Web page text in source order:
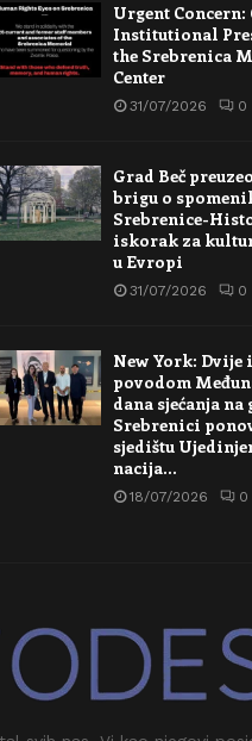
Urgent
Institutional
the Srebrenica
Center
31/07/2026 0
Grad Beč
brigu o
Srebrenice-
iskorak za
u Evropi
31/07/2026 0
New York: Dvije
povodom
dana sjećanja na
Srebrenici
sjedištu
nacija…
18/07/2026 0